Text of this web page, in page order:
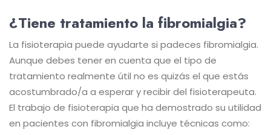
¿Tiene tratamiento la fibromialgia?
La fisioterapia puede ayudarte si padeces fibromialgia.
Aunque debes tener en cuenta que el tipo de
tratamiento realmente útil no es quizás el que estás
acostumbrado/a a esperar y recibir del fisioterapeuta.
El trabajo de fisioterapia que ha demostrado su utilidad
en pacientes con fibromialgia incluye técnicas como: